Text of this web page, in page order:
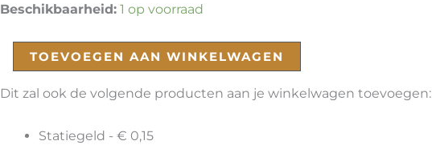
Beschikbaarheid: 1 op voorraad
Cascadian
aantal
TOEVOEGEN AAN WINKELWAGEN
Dit zal ook de volgende producten aan je winkelwagen toevoegen:
Statiegeld -€ 0,15